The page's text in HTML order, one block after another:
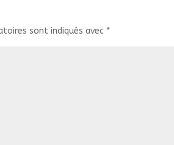
sont indiqués avec *